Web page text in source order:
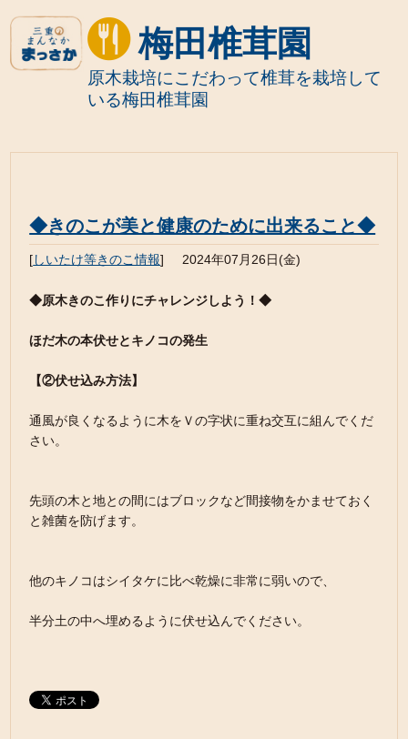
梅田椎茸園
原木栽培にこだわって椎茸を栽培して
いる梅田椎茸園
◆きのこが美と健康のために出来ること◆
[しいたけ等きのこ情報] 2024年07月26日(金)
◆原木きのこ作りにチャレンジしよう！◆
ほだ木の本伏せとキノコの発生
【②伏せ込み方法】
通風が良くなるように木をＶの字状に重ね交互に組んでくだ
さい。
先頭の木と地との間にはブロックなど間接物をかませておく
と雑菌を防げます。
他のキノコはシイタケに比べ乾燥に非常に弱いので、
半分土の中へ埋めるように伏せ込んでください。